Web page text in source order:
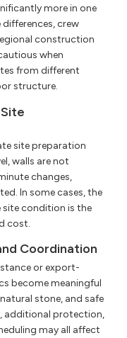
more in one
crew
construction
when
from different
structure.
site preparation
walls are not
changes,
In some cases, the
site condition is the
cost.
Coordination
or export-
become meaningful
stone, and safe
additional protection,
may all affect